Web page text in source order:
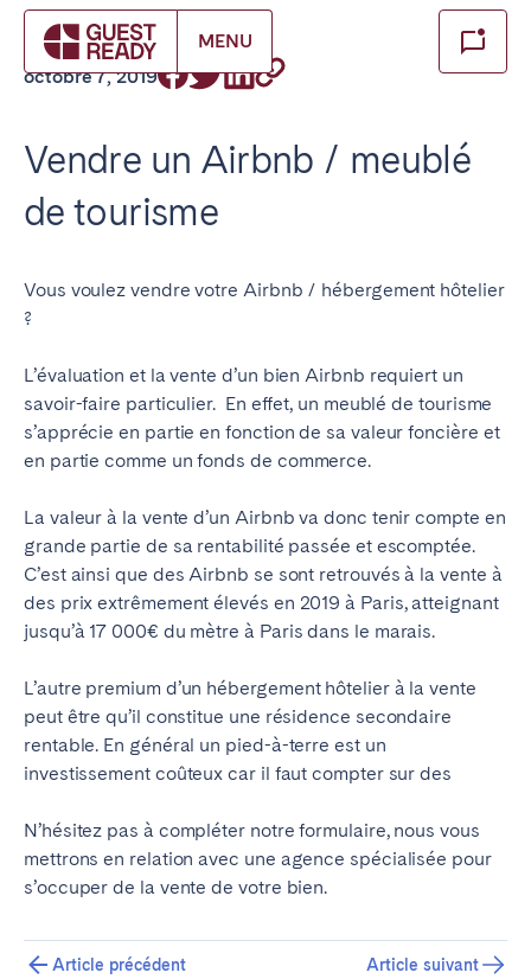
MENU
Make booking
INVESTISSEMENT
octobre 7, 2019
Vendre un Airbnb / meublé
de tourisme
Vous voulez vendre votre Airbnb / hébergement hôtelier
?
L’évaluation et la vente d’un bien Airbnb requiert un
savoir-faire particulier. En effet, un meublé de tourisme
s’apprécie en partie en fonction de sa valeur foncière et
en partie comme un fonds de commerce.
La valeur à la vente d’un Airbnb va donc tenir compte en
grande partie de sa rentabilité passée et escomptée.
C’est ainsi que des Airbnb se sont retrouvés à la vente à
des prix extrêmement élevés en 2019 à Paris, atteignant
jusqu’à 17 000€ du mètre à Paris dans le marais.
L’autre premium d’un hébergement hôtelier à la vente
peut être qu’il constitue une résidence secondaire
rentable. En général un pied-à-terre est un
investissement coûteux car il faut compter sur des
N’hésitez pas à compléter notre formulaire, nous vous
mettrons en relation avec une agence spécialisée pour
s’occuper de la vente de votre bien.
Article précédent Article suivant
Fermer
FR Select service of interest
Trouvez votre emplacement
Londres
BILBAO
ÉMIRATS ARABES UNIS
Dubaï
ESPAGNE
Barcelone
Madrid
Saint-Sébastien
Cannes
Lille
Lyon
Nice